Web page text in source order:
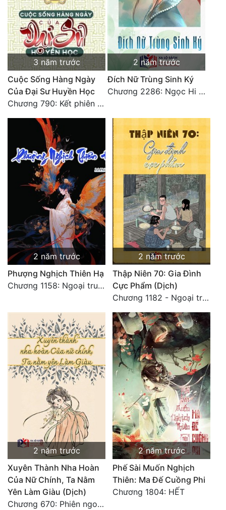
Võ Hiệp
Võng Du
Xuyên Không
Xuyên Nhanh
Xuyên Sách
Đô Thị
Đông Phương
Đông Phương Huyền Huyễn
Đồng Nhân
Cẩu Đạo Trường Sinh
Ngự Thú
Truyện Nam
Truyện Nữ
Vô Địch Lưu
Xây Dựng Thế Lực
Đam Mỹ
Tính Cách Nhân Vật :
Cơ Trí
Sát Phạt Quyết Đoán
Vô Sỉ
3 năm trước
Cuộc Sống Hàng Ngày
Của Đại Sư Huyền Học
Chương 790: Kết phiên ngoại
2 năm trước
Đích Nữ Trùng Sinh Ký
Chương 2286: Ngọc Hi phiên ngoại (40)
2 năm trước
Phượng Nghịch Thiên Hạ
Chương 1158: Ngoại truyện 1 - Vạn Thú Vô Cương 3
2 năm trước
Thập Niên 70: Gia Đình
Cực Phẩm (Dịch)
Chương 1182 - Ngoại truyện 4
2 năm trước
Xuyên Thành Nha Hoàn
Của Nữ Chính, Ta Nằm
Yên Làm Giàu (Dịch)
Chương 670: Phiên ngoại 16. HẾT.
2 năm trước
Phế Sài Muốn Nghịch
Thiên: Ma Đế Cuồng Phi
Chương 1804: HẾT